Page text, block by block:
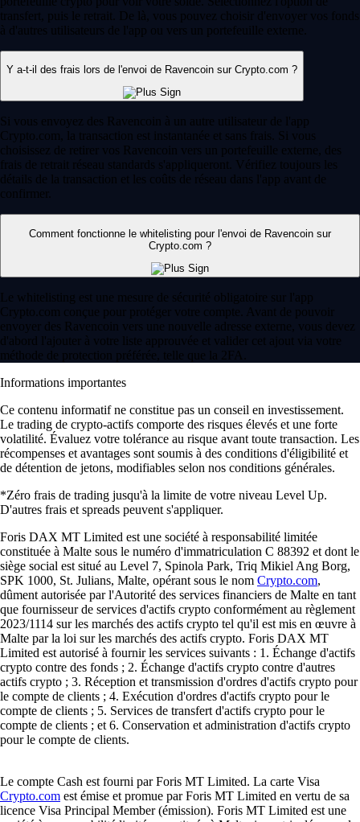
transfert, puis le retrait. De là, vous pouvez choisir d'envoyer vos fonds
à d'autres utilisateurs de l'app ou vers un portefeuille externe.
Y a-t-il des frais lors de l'envoi de Ravencoin sur Crypto.com ?
Si vous envoyez des Ravencoin à un autre utilisateur de l'app
Crypto.com, la transaction est instantanée et sans frais. Si vous
choisissez de retirer vos Ravencoin vers un portefeuille externe, des
frais de retrait réseau standards s'appliqueront. Vérifiez toujours les
détails de la transaction et les coûts de réseau dans l'app avant de
confirmer.
Comment fonctionne le whitelisting pour l'envoi de Ravencoin sur
Crypto.com ?
Le whitelisting est une mesure de sécurité obligatoire sur l'app
Crypto.com conçue pour protéger votre compte. Avant de pouvoir
envoyer des Ravencoin vers une nouvelle adresse externe, vous devez
d'abord l'ajouter à votre liste approuvée et valider cet ajout via votre
méthode de protection préférée, telle que la 2FA.
Informations importantes
Ce contenu informatif ne constitue pas un conseil en investissement.
Le trading de crypto-actifs comporte des risques élevés et une forte
volatilité. Évaluez votre tolérance au risque avant toute transaction. Les
récompenses et avantages sont soumis à des conditions d'éligibilité et
de détention de jetons, modifiables selon nos conditions générales.
*Zéro frais de trading jusqu'à la limite de votre niveau Level Up.
D'autres frais et spreads peuvent s'appliquer.
Foris DAX MT Limited est une société à responsabilité limitée
constituée à Malte sous le numéro d'immatriculation C 88392 et dont le
siège social est situé au Level 7, Spinola Park, Triq Mikiel Ang Borg,
SPK 1000, St. Julians, Malte, opérant sous le nom Crypto.com,
dûment autorisée par l'Autorité des services financiers de Malte en tant
que fournisseur de services d'actifs crypto conformément au règlement
2023/1114 sur les marchés des actifs crypto tel qu'il est mis en œuvre à
Malte par la loi sur les marchés des actifs crypto. Foris DAX MT
Limited est autorisé à fournir les services suivants : 1. Échange d'actifs
crypto contre des fonds ; 2. Échange d'actifs crypto contre d'autres
actifs crypto ; 3. Réception et transmission d'ordres d'actifs crypto pour
le compte de clients ; 4. Exécution d'ordres d'actifs crypto pour le
compte de clients ; 5. Services de transfert d'actifs crypto pour le
compte de clients ; et 6. Conservation et administration d'actifs crypto
pour le compte de clients.
Le compte Cash est fourni par Foris MT Limited. La carte Visa
Crypto.com est émise et promue par Foris MT Limited en vertu de sa
licence Visa Principal Member (émission). Foris MT Limited est une